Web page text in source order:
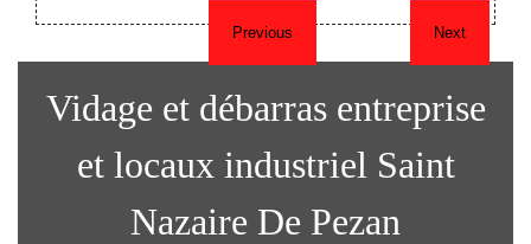
Previous Next
Vidage et débarras entreprise
et locaux industriel Saint
Nazaire De Pezan